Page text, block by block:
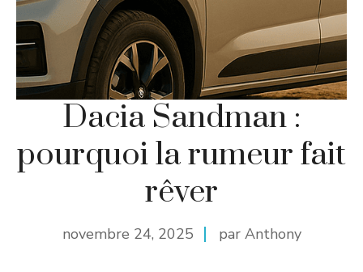
Dacia Sandman :
pourquoi la rumeur fait
rêver
novembre 24, 2025 par Anthony